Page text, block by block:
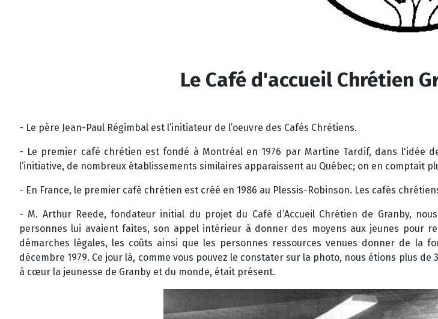
Le Café d'accueil Chrétien
- Le père Jean-Paul Régimbal est l’initiateur de l’oeuvre des Cafés Chrétiens.
- Le premier café chrétien est fondé à Montréal en 1976 par Martine Tardif, dans l'idée
l’initiative, de nombreux établissements similaires apparaissent au Québec; on en comptait
- En France, le premier café chrétien est créé en 1986 au Plessis-Robinson. Les cafés
- M. Arthur Reede, fondateur initial du projet du Café d’Accueil Chrétien de Granby,
personnes lui avaient faites, son appel intérieur à donner des moyens aux jeunes pour
démarches légales, les coûts ainsi que les personnes ressources venues donner de la
décembre 1979. Ce jour là, comme vous pouvez le constater sur la photo, nous étions plus
à cœur la jeunesse de Granby et du monde, était présent.